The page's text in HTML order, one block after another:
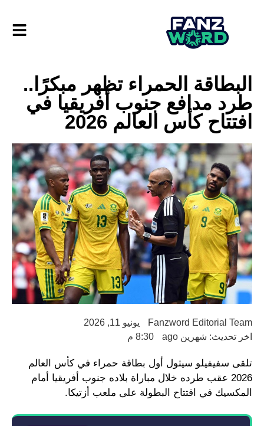
البطاقة الحمراء تظهر مبكرًا..
طرد مدافع جنوب أفريقيا في
افتتاح كأس العالم 2026
Fanzword Editorial Team
يونيو 11, 2026
اخر تحديث: شهرين ago
8:30 م
تلقى سفيفيلو سيثول أول بطاقة حمراء في كأس العالم
2026 عقب طرده خلال مباراة بلاده جنوب أفريقيا أمام
المكسيك في افتتاح البطولة على ملعب أزتيكا.